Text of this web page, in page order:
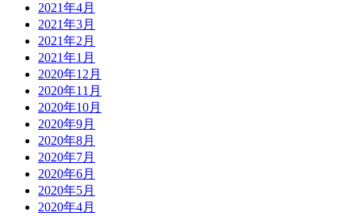
2021年4月
2021年3月
2021年2月
2021年1月
2020年12月
2020年11月
2020年10月
2020年9月
2020年8月
2020年7月
2020年6月
2020年5月
2020年4月